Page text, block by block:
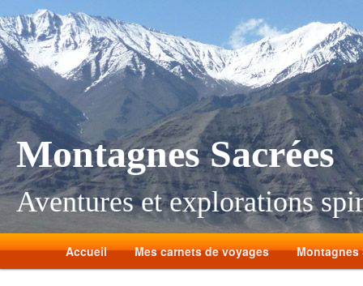
Montagnes Sacrées
Aventures et explorations
Accueil Mes carnets de voyages Montagnes